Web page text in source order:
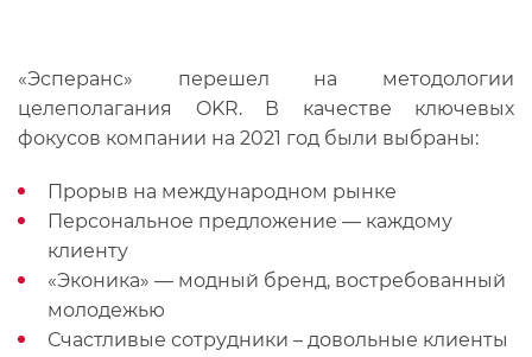
«Эсперанс» перешел на методологии
целеполагания OKR. В качестве ключевых
фокусов компании на 2021 год были выбраны:
Прорыв на международном рынке
Персональное предложение — каждому
клиенту
«Эконика» — модный бренд, востребованный
молодежью
Счастливые сотрудники – довольные клиенты